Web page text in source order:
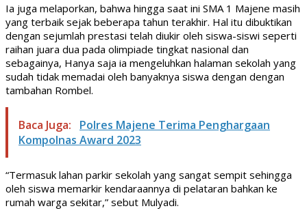
Ia juga melaporkan, bahwa hingga saat ini SMA 1 Majene masih
yang terbaik sejak beberapa tahun terakhir. Hal itu dibuktikan
dengan sejumlah prestasi telah diukir oleh siswa-siswi seperti
raihan juara dua pada olimpiade tingkat nasional dan
sebagainya, Hanya saja ia mengeluhkan halaman sekolah yang
sudah tidak memadai oleh banyaknya siswa dengan dengan
tambahan Rombel.
Baca Juga:
Polres Majene Terima Penghargaan
Kompolnas Award 2023
“Termasuk lahan parkir sekolah yang sangat sempit sehingga
oleh siswa memarkir kendaraannya di pelataran bahkan ke
rumah warga sekitar,” sebut Mulyadi.